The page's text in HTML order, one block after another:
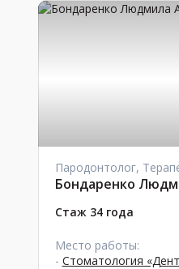
Пародонтолог,
Бондаренко
Стаж 34 года
Место работы:
- Стоматология